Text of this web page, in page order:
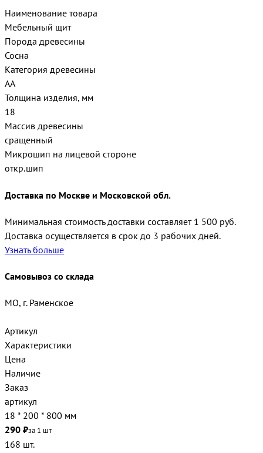
Наименование товара
Мебельный щит
Порода древесины
Сосна
Категория древесины
АА
Толщина изделия, мм
18
Массив древесины
сращенный
Микрошип на лицевой стороне
откр.шип
Доставка по Москве и Московской обл.
Минимальная стоимость доставки составляет 1 500 руб.
Доставка осуществляется в срок до 3 рабочих дней.
Узнать больше
Самовывоз со склада
МО, г. Раменское
Артикул
Характеристики
Цена
Наличие
Заказ
артикул
18 * 200 * 800 мм
290 ₽за 1 шт
168 шт.